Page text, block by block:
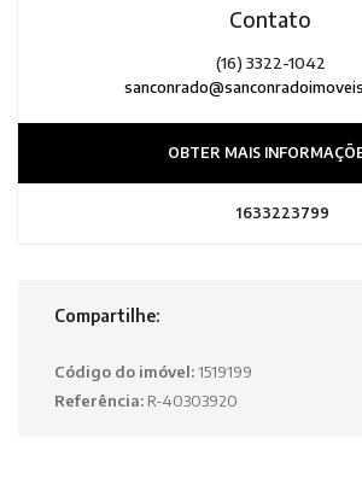
Contato
(16) 3322-1042
OBTER MAIS
1633223799
Compartilhe:
Código do imóvel:1519199
Referência: R-40303920